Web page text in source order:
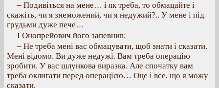
– Подивіться на мене… і як треба, то обмацайте і
скажіть, чи я знеможений, чи я недужий?.. У мене і під
грудьми дуже пече…
І Онопрейович його запевнив:
– Не треба мені вас обмацувати, щоб знати і сказати.
Мені відомо. Ви дуже недужі. Вам треба операцію
зробити. У вас шлункова виразка. Але спочатку вам
треба оклигати перед операцією… Оце і все, що я можу
сказати.